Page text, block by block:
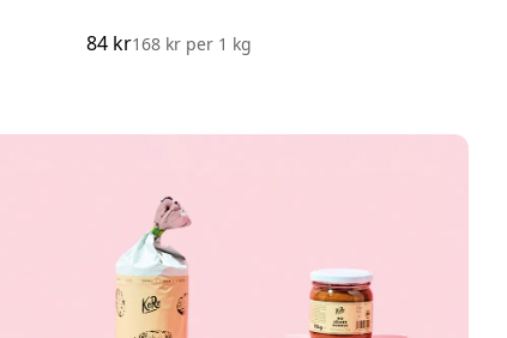
84 kr168 kr per1 kg